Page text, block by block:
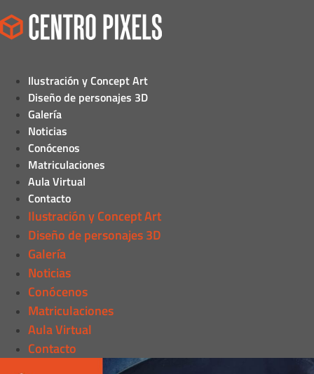
Ilustración y Concept Art
Diseño de personajes 3D
Galería
Noticias
Conócenos
Matriculaciones
Aula Virtual
Contacto
Ilustración y Concept Art
Diseño de personajes 3D
Galería
Noticias
Conócenos
Matriculaciones
Aula Virtual
Contacto